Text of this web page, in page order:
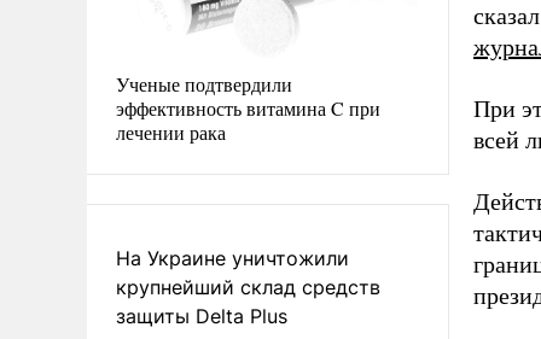
Ученые подтвердили
эффективность витамина C при
лечении рака
На Украине уничтожили
крупнейший склад средств
защиты Delta Plus
При
всей